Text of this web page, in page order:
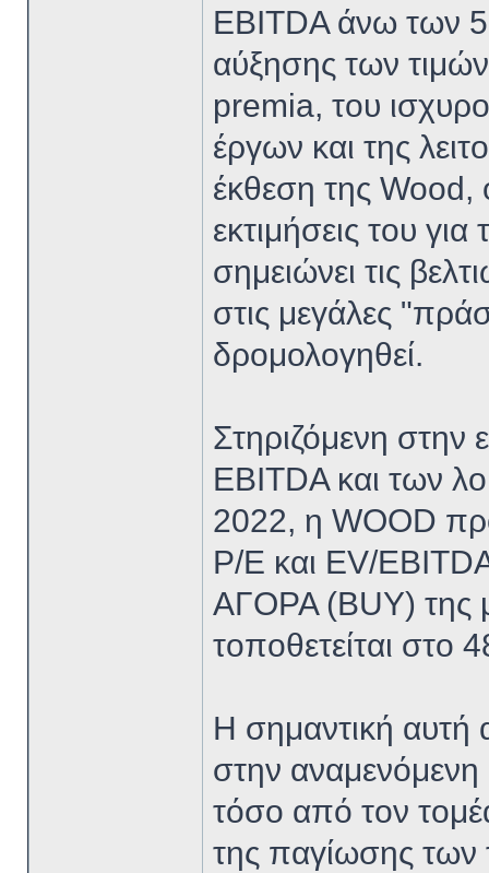
EBITDA άνω των
αύξησης των
premia, του
έργων και της
έκθεση της Wood,
εκτιμήσεις του
σημειώνει τις
στις μεγάλες
δρομολογηθεί.
Στηριζόμενη στην
EBITDA και των
2022, η WOOD
P/E και EV/
ΑΓΟΡΑ (BUY) της
τοποθετείται στο
Η σημαντική αυτή
στην
τόσο από τον
της παγίωσης των